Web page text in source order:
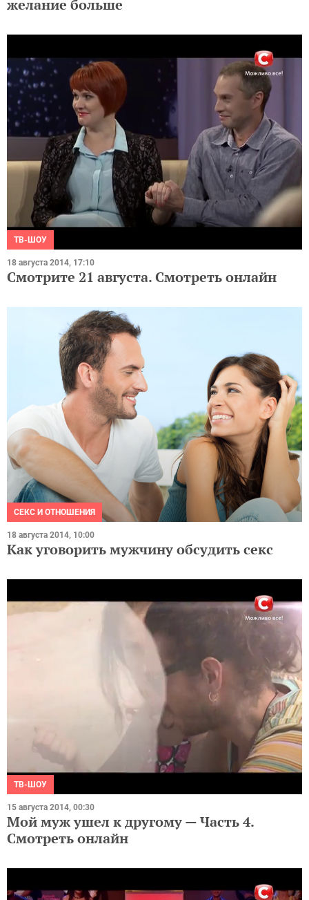
желание больше
ТВ-ШОУ
18 августа 2014, 17:10
Смотрите 21 августа. Смотреть онлайн
СЕКС И ОТНОШЕНИЯ
18 августа 2014, 10:00
Как уговорить мужчину обсудить секс
ТВ-ШОУ
15 августа 2014, 00:30
Мой муж ушел к другому — Часть 4.
Смотреть онлайн